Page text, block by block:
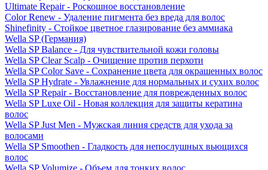
Ultimate Repair - Роскошное восстановление
Color Renew - Удаление пигмента без вреда для волос
Shinefinity - Стойкое цветное глазирование без аммиака
Wella SP (Германия)
Wella SP Balance - Для чувствительной кожи головы
Wella SP Clear Scalp - Очищение против перхоти
Wella SP Color Save - Сохранение цвета для окрашенных волос
Wella SP Hydrate - Увлажнение для нормальных и сухих волос
Wella SP Repair - Восстановление для поврежденных волос
Wella SP Luxe Oil - Новая коллекция для защиты кератина
волос
Wella SP Just Men - Мужская линия средств для ухода за
волосами
Wella SP Smoothen - Гладкость для непослушных вьющихся
волос
Wella SP Volumize - Объем для тонких волос